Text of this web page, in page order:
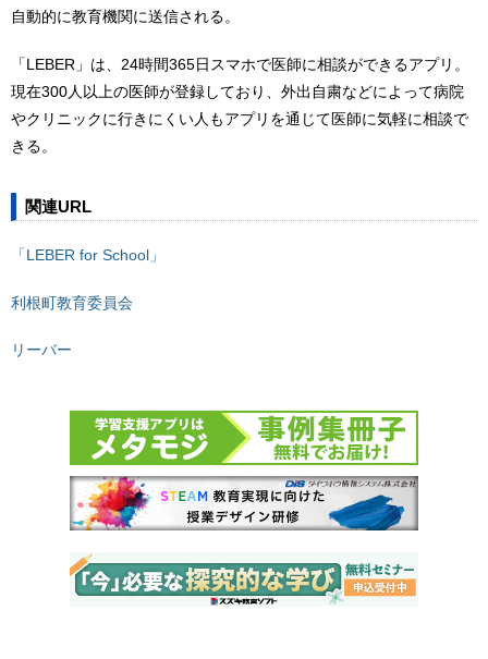
自動的に教育機関に送信される。
「LEBER」は、24時間365⽇スマホで医師に相談ができるアプリ。
現在300⼈以上の医師が登録しており、外出⾃粛などによって病院
やクリニックに⾏きにくい人もアプリを通じて医師に気軽に相談で
きる。
関連URL
「LEBER for School」
利根町教育委員会
リーバー